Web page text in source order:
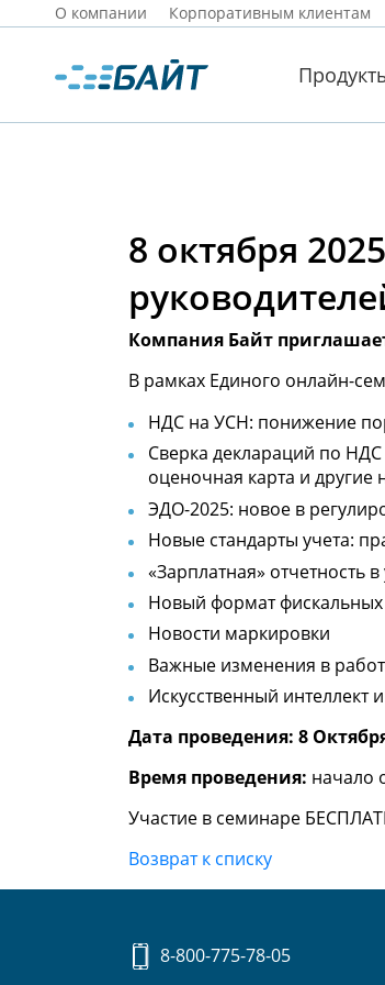
О компании Корпоративным клиентам
8 октября
Компания Байт
В рамках Единого онлайн-
НДС на УСН: понижение
Сверка деклараций по
оценочная карта и другие
ЭДО-2025: новое в
Новые стандарты учета:
«Зарплатная» отчетность
Новый формат
Новости маркировки
Важные изменения в
Искусственный интеллект
Дата проведения: 8
Время проведения: начало
Участие в семинаре
Возврат к списку
8-800-775-78-05